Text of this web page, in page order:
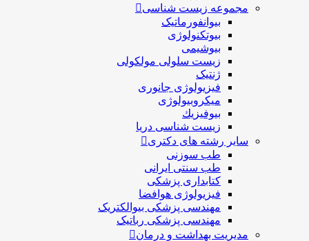
مجموعه زیست شناسی
بیوانفورماتیک
بیوتکنولوژی
بیوشیمی
زیست سلولی مولکولی
ژنتیک
فیزیولوژی جانوری
میکروبیولوژی
بيوفيزيك
زیست شناسی دریا
سایر رشته های دکتری
طب سوزنی
طب سنتی ایرانی
کتابداری پزشکی
فیزیولوژی هوافضا
مهندسی پزشکی بیوالکتریک
مهندسی پزشکی رباتیک
مدیریت بهداشت و درمان